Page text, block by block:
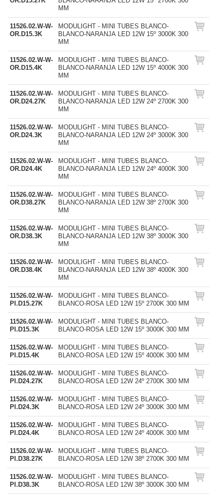
MM
11526.02.W-W-
OR.D15.3K
MODULIGHT - MINI TUBES BLANCO-
BLANCO-NARANJA LED 12W 15º 3000K 300
MM
11526.02.W-W-
OR.D15.4K
MODULIGHT - MINI TUBES BLANCO-
BLANCO-NARANJA LED 12W 15º 4000K 300
MM
11526.02.W-W-
OR.D24.27K
MODULIGHT - MINI TUBES BLANCO-
BLANCO-NARANJA LED 12W 24º 2700K 300
MM
11526.02.W-W-
OR.D24.3K
MODULIGHT - MINI TUBES BLANCO-
BLANCO-NARANJA LED 12W 24º 3000K 300
MM
11526.02.W-W-
OR.D24.4K
MODULIGHT - MINI TUBES BLANCO-
BLANCO-NARANJA LED 12W 24º 4000K 300
MM
11526.02.W-W-
OR.D38.27K
MODULIGHT - MINI TUBES BLANCO-
BLANCO-NARANJA LED 12W 38º 2700K 300
MM
11526.02.W-W-
OR.D38.3K
MODULIGHT - MINI TUBES BLANCO-
BLANCO-NARANJA LED 12W 38º 3000K 300
MM
11526.02.W-W-
OR.D38.4K
MODULIGHT - MINI TUBES BLANCO-
BLANCO-NARANJA LED 12W 38º 4000K 300
MM
11526.02.W-W-
PI.D15.27K
MODULIGHT - MINI TUBES BLANCO-
BLANCO-ROSA LED 12W 15º 2700K 300 MM
11526.02.W-W-
PI.D15.3K
MODULIGHT - MINI TUBES BLANCO-
BLANCO-ROSA LED 12W 15º 3000K 300 MM
11526.02.W-W-
PI.D15.4K
MODULIGHT - MINI TUBES BLANCO-
BLANCO-ROSA LED 12W 15º 4000K 300 MM
11526.02.W-W-
PI.D24.27K
MODULIGHT - MINI TUBES BLANCO-
BLANCO-ROSA LED 12W 24º 2700K 300 MM
11526.02.W-W-
PI.D24.3K
MODULIGHT - MINI TUBES BLANCO-
BLANCO-ROSA LED 12W 24º 3000K 300 MM
11526.02.W-W-
PI.D24.4K
MODULIGHT - MINI TUBES BLANCO-
BLANCO-ROSA LED 12W 24º 4000K 300 MM
11526.02.W-W-
PI.D38.27K
MODULIGHT - MINI TUBES BLANCO-
BLANCO-ROSA LED 12W 38º 2700K 300 MM
11526.02.W-W-
PI.D38.3K
MODULIGHT - MINI TUBES BLANCO-
BLANCO-ROSA LED 12W 38º 3000K 300 MM